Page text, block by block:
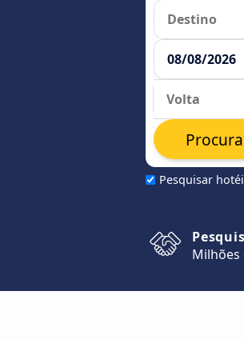
Pesquisar